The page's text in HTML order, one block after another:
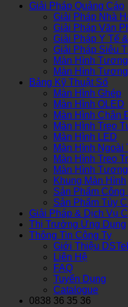
Giải Pháp Quảng Cáo
Giải Pháp Nhà
Giải Pháp Văn
Giải Pháp Y Tế
Giải Pháp Siêu
Màn Hình
Màn Hình
Bảng Kỹ Thuật Số
Màn Hình Ghép
Màn Hình OLED
Màn Hình Chân
Màn Hình Treo
Màn Hình LED
Màn Hình Ngoài
Màn Hình Treo
Màn Hình
Khung Màn Hình
Sản Phẩm Công
Sản Phẩm Tùy
Giải Pháp & Dịch Vụ
Thị Trường Ứng Dụng
Thông Tin Công Ty
Giới Thiệu
Liên Hệ
FAQ
Tuyển Dụng
Catalogue
0838 36 35 36